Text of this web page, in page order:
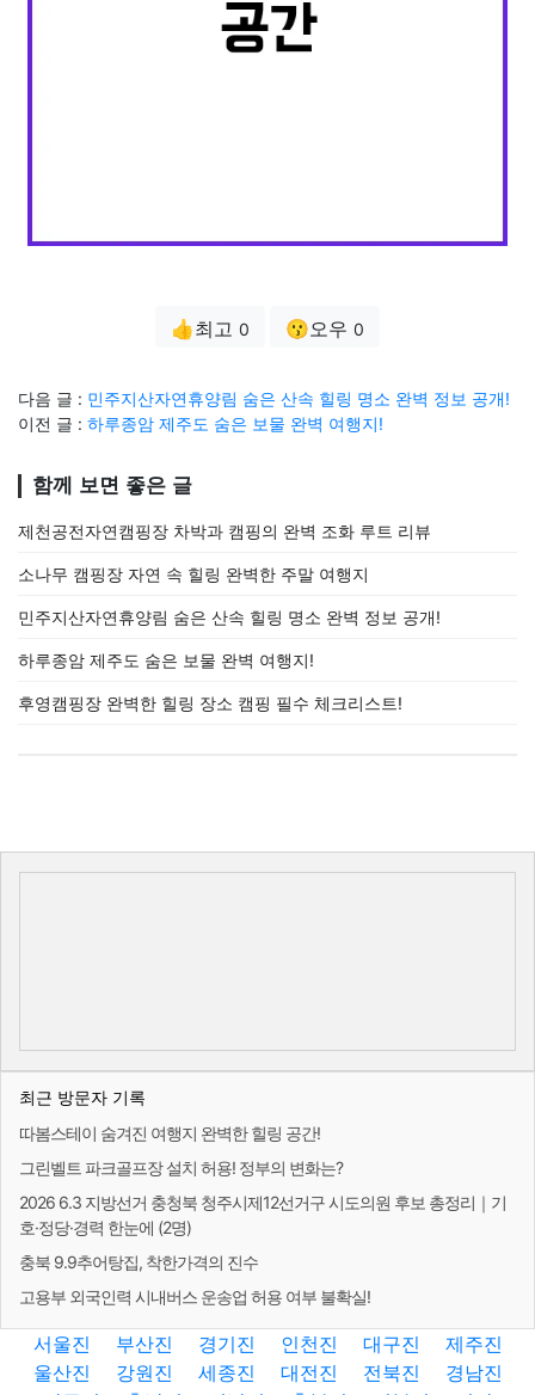
👍최고 0 😗오우 0
다음 글 : 민주지산자연휴양림 숨은 산속 힐링 명소 완벽 정보 공개!
이전 글 : 하루종암 제주도 숨은 보물 완벽 여행지!
함께 보면 좋은 글
제천공전자연캠핑장 차박과 캠핑의 완벽 조화 루트 리뷰
소나무 캠핑장 자연 속 힐링 완벽한 주말 여행지
민주지산자연휴양림 숨은 산속 힐링 명소 완벽 정보 공개!
하루종암 제주도 숨은 보물 완벽 여행지!
후영캠핑장 완벽한 힐링 장소 캠핑 필수 체크리스트!
최근 방문자 기록
따봄스테이 숨겨진 여행지 완벽한 힐링 공간!
그린벨트 파크골프장 설치 허용! 정부의 변화는?
2026 6.3 지방선거 충청북 청주시제12선거구 시도의원 후보 총정리｜기
호·정당·경력 한눈에 (2명)
충북 9.9추어탕집, 착한가격의 진수
고용부 외국인력 시내버스 운송업 허용 여부 불확실!
서울진 부산진 경기진 인천진 대구진
제주진
울산진
강원진 세종진 대전진 전북진
경남진